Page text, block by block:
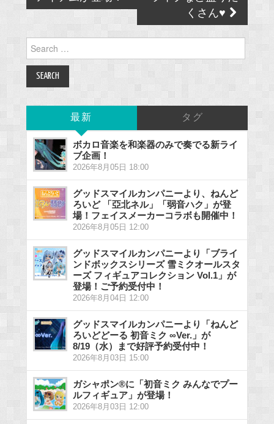
くさん♥
for:
最新 タグ
ボカロ音楽を和楽器のみで奏でる新ライ
ブ企画！
2026年8月05日 18:00
グッドスマイルカンパニーより、ねんど
ろいど 「亞北ネル」「弱音ハク」が登
場！フェイスメーカーコラボも開催中！
2026年8月05日 12:00
グッドスマイルカンパニーより「ブライ
ンドボックスシリーズ 雪ミクオールスタ
ーズ フィギュアコレクション Vol.1」が
登場！ご予約受付中！
2026年8月04日 12:00
グッドスマイルカンパニーより「ねんど
ろいどどーる 初音ミク ∞Ver.」が
8/19（水）まで好評予約受付中！
2026年8月03日 15:00
ガシャポン®に「初音ミク みんなでプー
ルフィギュア」が登場！
2026年8月03日 12:00